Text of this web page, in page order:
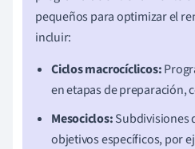
pequeños para optimizar el
incluir:
Ciclos macrocíclicos:
en etapas de preparación,
Mesociclos:Subdivisiones
objetivos específicos, por